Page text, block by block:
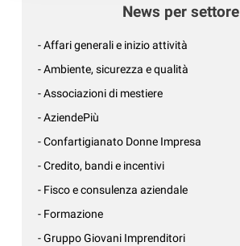
News per settore
- Affari generali e inizio attività
- Ambiente, sicurezza e qualità
- Associazioni di mestiere
- AziendePiù
- Confartigianato Donne Impresa
- Credito, bandi e incentivi
- Fisco e consulenza aziendale
- Formazione
- Gruppo Giovani Imprenditori